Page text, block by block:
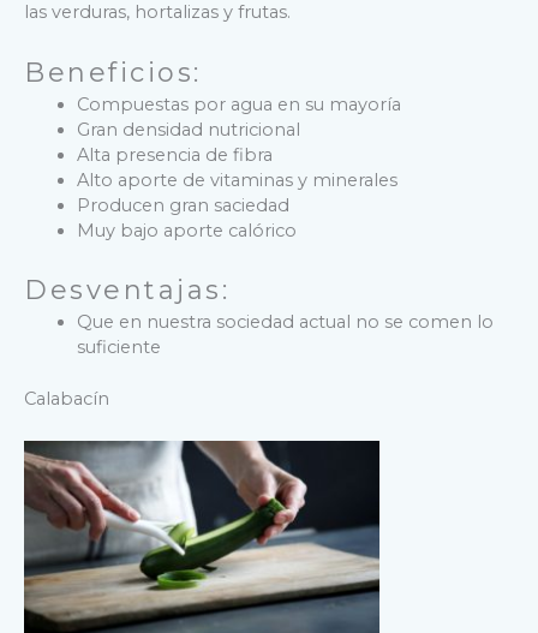
las verduras, hortalizas y frutas.
Beneficios:
Compuestas por agua en su mayoría
Gran densidad nutricional
Alta presencia de fibra
Alto aporte de vitaminas y minerales
Producen gran saciedad
Muy bajo aporte calórico
Desventajas:
Que en nuestra sociedad actual no se comen lo
suficiente
Calabacín